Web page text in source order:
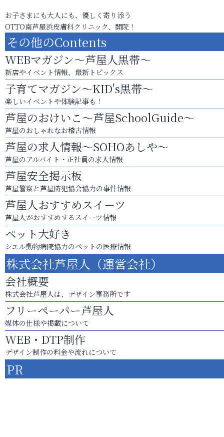
お子さまにも大人にも、優しく寄り添う
OTTO南芦屋浜皮膚科クリニック、開院！
その他のContents
WEBマガジン～芦屋人黒帯～
新店やイベント情報、最新トピックス
子育てマガジン～KID's黒帯～
楽しいイベントや体験記事も！
芦屋のおけいこ～芦屋SchoolGuide～
芦屋のおしゃれなお稽古情報
芦屋の求人情報～SOHOあしや～
芦屋のアルバイト・正社員の求人情報
芦屋安全掲示板
芦屋警察と芦屋防犯協会協力の事件情報
芦屋人おすすめスイーツ
芦屋人がおすすめするスイーツ情報
ペット大好き
シエル動物病院協力のペットの医療情報
株式会社芦屋人（運営会社）
会社概要
株式会社芦屋人は、デザイン事務所です
フリーペーパー芦屋人
媒体の仕様や掲載について
WEB・DTP制作
デザイン制作の料金や流れについて
PR